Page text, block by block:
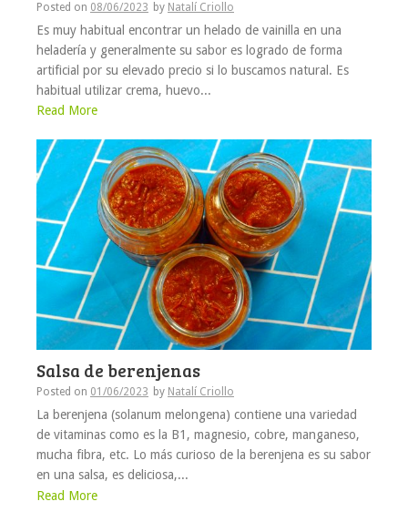
Posted on 08/06/2023 by Natalí Criollo
Es muy habitual encontrar un helado de vainilla en una
heladería y generalmente su sabor es logrado de forma
artificial por su elevado precio si lo buscamos natural. Es
habitual utilizar crema, huevo...
Read More
Salsa de berenjenas
Posted on 01/06/2023 by Natalí Criollo
La berenjena (solanum melongena) contiene una variedad
de vitaminas como es la B1, magnesio, cobre, manganeso,
mucha fibra, etc. Lo más curioso de la berenjena es su sabor
en una salsa, es deliciosa,...
Read More